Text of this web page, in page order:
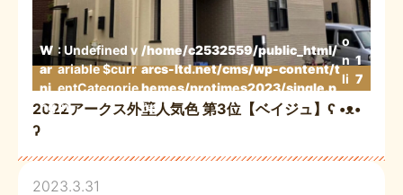
W
ar
ni
ng
: Undefined v
ariable $curr
entCategorie
in
/home/c2532559/public_html/
arcs-ltd.net/cms/wp-content/t
hemes/protimes2023/single.p
hp
o
n
li
e
1
7
2022アークス外壁人気色 第3位【ベイジュ】ʕ •ᴥ•
ʔ
2023.3.31